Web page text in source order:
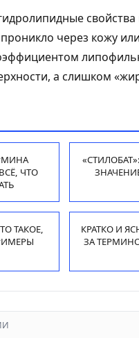
через кожу
а слишком
ЧТО
ТАКОЕ,
КРАТКО И
ЗА